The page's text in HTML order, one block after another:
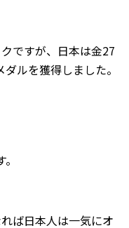
ですが、日本は金27
ルを獲得しました。
ば日本人は一気にオ